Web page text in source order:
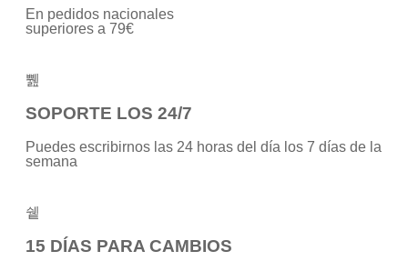
En pedidos nacionales
superiores a 79€
SOPORTE LOS 24/7
Puedes escribirnos las 24 horas del día los 7 días de la
semana
15 DÍAS PARA CAMBIOS